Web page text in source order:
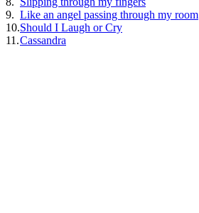
9. Like an angel passing through my room
10.Should I Laugh or Cry
11.Cassandra